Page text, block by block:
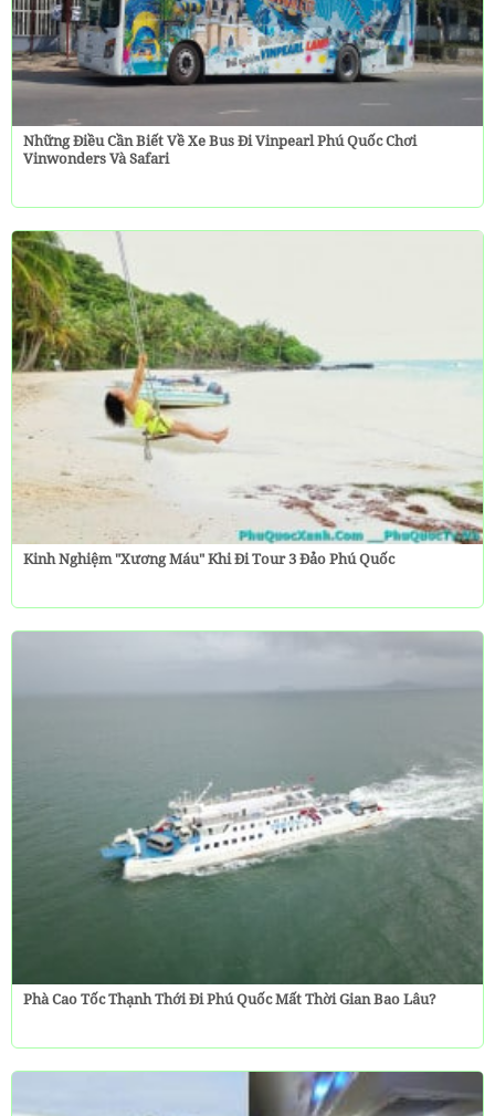
Những Điều Cần Biết Về Xe Bus Đi Vinpearl Phú Quốc Chơi
Vinwonders Và Safari
Kinh Nghiệm "Xương Máu" Khi Đi Tour 3 Đảo Phú Quốc
Phà Cao Tốc Thạnh Thới Đi Phú Quốc Mất Thời Gian Bao Lâu?